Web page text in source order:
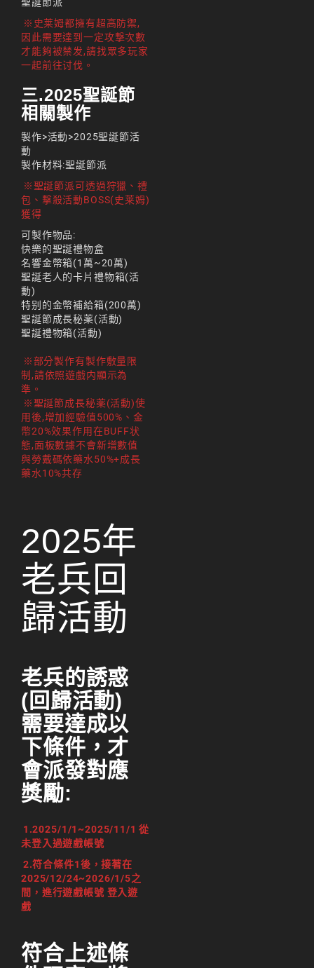
※史莱姆都擁有超高防禦,
因此需要達到一定攻撃次數
才能夠被禁发,請找眾多玩家
一起前往讨伐。
三.2025聖誕節
相關製作
製作>活動>2025聖誕節活
動
製作材料:聖誕節派
※聖誕節派可透過狩獵、禮
包、撃殺活動BOSS(史莱姆)
獲得
可製作物品:
快樂的聖誕禮物盒
名響金幣箱(1萬~20萬)
聖誕老人的卡片禮物箱(活
動)
特别的金幣補給箱(200萬)
聖誕節成長秘薬(活動)
聖誕禮物箱(活動)
※部分製作有製作敷量限
制,請依照遊戲内顯示為
準。
※聖誕節成長秘薬(活動)使
用後,增加經驗值500%、金
幣20%效果作用在BUFF状
態,面板數據不會新增數值
與勞戴碼依藥水50%+成長
藥水10%共存
2025年
老兵回
歸活動
老兵的誘惑
(回歸活動)
需要達成以
下條件，才
會派發對應
獎勵:
1.2025/1/1~2025/11/1 從
未登入過遊戲帳號
2.符合條件1後，接著在
2025/12/24~2026/1/5之
間，進行遊戲帳號 登入遊
戲
符合上述條